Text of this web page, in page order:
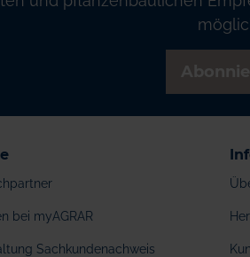
bei myAGRAR
Sachkundenachweis